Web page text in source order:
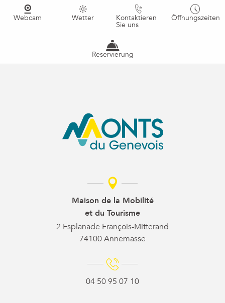
Webcam Wetter Kontaktieren
Sie uns
Öffnungszeiten
Reservierung
Maison de la Mobilité
et du Tourisme
2 Esplanade François-Mitterand
74100 Annemasse
04 50 95 07 10